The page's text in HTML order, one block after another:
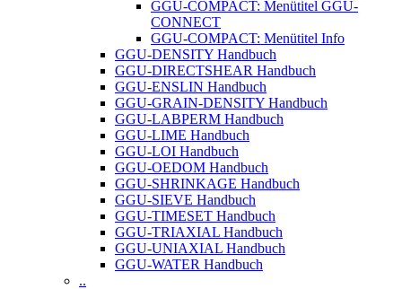
GGU-COMPACT: Menütitel GGU-
CONNECT
GGU-COMPACT: Menütitel Info
GGU-DENSITY Handbuch
GGU-DIRECTSHEAR Handbuch
GGU-ENSLIN Handbuch
GGU-GRAIN-DENSITY Handbuch
GGU-LABPERM Handbuch
GGU-LIME Handbuch
GGU-LOI Handbuch
GGU-OEDOM Handbuch
GGU-SHRINKAGE Handbuch
GGU-SIEVE Handbuch
GGU-TIMESET Handbuch
GGU-TRIAXIAL Handbuch
GGU-UNIAXIAL Handbuch
GGU-WATER Handbuch
..